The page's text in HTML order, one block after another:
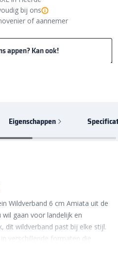
bij ons
of aannemer
appen? Kan ook!
Eigenschappen
Wildverband 6 cm Amiata uit de
wil gaan voor landelijk en
dit wildverband past bij elke stijl.
verschillende formaten die
krijgt je tuin een unieke